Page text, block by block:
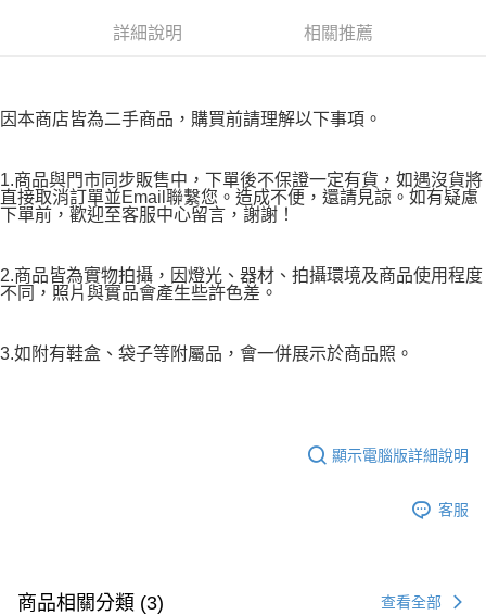
詳細說明 相關推薦
因本商店皆為二手商品，購買前請理解以下事項。
1.商品與門市同步販售中，下單後不保證一定有貨，如遇沒貨將
直接取消訂單並Email聯繫您。造成不便，還請見諒。如有疑慮
下單前，歡迎至客服中心留言，謝謝！
2.商品皆為實物拍攝，因燈光、器材、拍攝環境及商品使用程度
不同，照片與實品會產生些許色差。
3.如附有鞋盒、袋子等附屬品，會一併展示於商品照。
顯示電腦版詳細說明
客服
商品相關分類 (3) 查看全部